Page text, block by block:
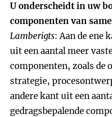
U onderscheidt in uw
componenten van
Lamberigts: Aan de ene
uit een aantal meer
componenten, zoals de
strategie,
andere kant uit een
gedragsbepalende